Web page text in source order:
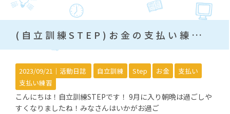
(自立訓練STEP)お金の支払い練習！
2023/09/21｜ 活動日誌 自立訓練 Step お金
支払い
支払い練習
こんにちは！自立訓練STEPです！ 9月に入り朝晩は過ごしや
すくなりましたね！みなさんはいかがお過ご